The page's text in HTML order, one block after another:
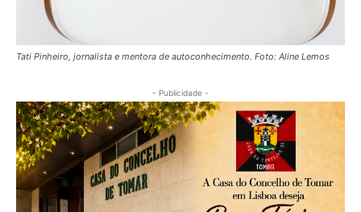
Tati Pinheiro, jornalista e mentora de autoconhecimento. Foto: Aline Lemos
- Publicidade -